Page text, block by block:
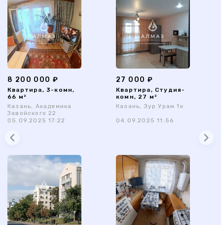
8 200 000 ₽
Квартира, 3-комн,
66 м²
Казань, Академика
Завойского 22
05.09.2025 17:22
27 000 ₽
Квартира, Студия-
комн, 27 м²
Казань, Зур Урам 1к
04.09.2025 11:56